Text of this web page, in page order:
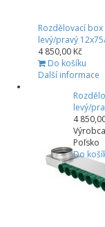
Rozdělovací box
levý/pravý
4 850,00 Kč
Do košíku
Další informace
levý/
4
Poľsko
Do